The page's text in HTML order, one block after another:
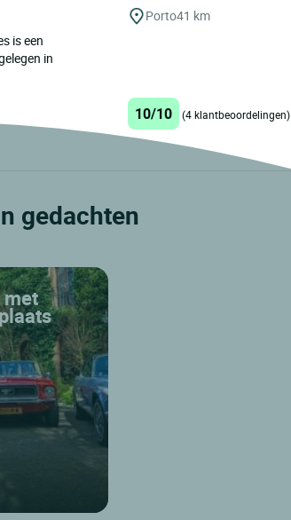
is een
in
Porto41 km
10/10 (4 klantbeoordelingen)
gedachten
met